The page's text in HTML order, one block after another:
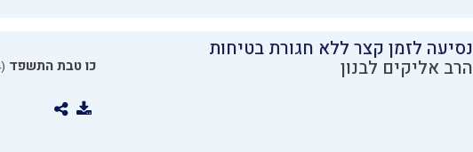
נסיעה לזמן קצר ללא חגורת בטיחות
הרב אליקים לבנון כו טבת התשפד (07.01.2024)